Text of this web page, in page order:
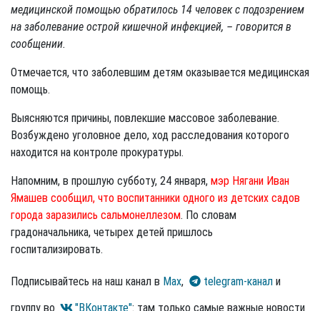
медицинской помощью обратилось 14 человек с подозрением
на заболевание острой кишечной инфекцией, – говорится в
сообщении.
Отмечается, что заболевшим детям оказывается медицинская
помощь.
Выясняются причины, повлекшие массовое заболевание.
Возбуждено уголовное дело, ход расследования которого
находится на контроле прокуратуры.
Напомним, в прошлую субботу, 24 января, мэр Нягани Иван
Ямашев сообщил, что воспитанники одного из детских садов
города заразились сальмонеллезом. По словам
градоначальника, четырех детей пришлось
госпитализировать.
Подписывайтесь на наш канал в Max, telegram-канал и
группу во
"ВКонтакте": там только самые важные новости